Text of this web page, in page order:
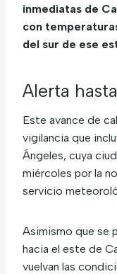
inmediatas de
con
del sur de ese
Alerta
Este avance de
vigilancia que
Ángeles, cuya
miércoles por la
servicio
Asimismo que se
hacia el este de
vuelvan las